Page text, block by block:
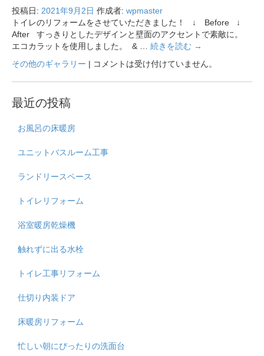
投稿日: 2021年9月2日 作成者: wpmaster
トイレのリフォームをさせていただきました！ ↓ Before ↓
After すっきりとしたデザインと壁面のアクセントで素敵に。
エコカラットを使用しました。 & … 続きを読む →
その他のギャラリー | コメントは受け付けていません。
最近の投稿
お風呂の床暖房
ユニットバスルーム工事
ランドリースペース
トイレリフォーム
浴室暖房乾燥機
触れずに出る水栓
トイレ工事リフォーム
仕切り内装ドア
床暖房リフォーム
忙しい朝にぴったりの洗面台